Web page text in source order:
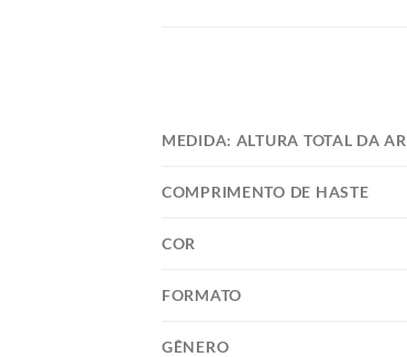
MEDIDA: ALTURA TOTAL DA
COMPRIMENTO DE HASTE
COR
FORMATO
GÊNERO